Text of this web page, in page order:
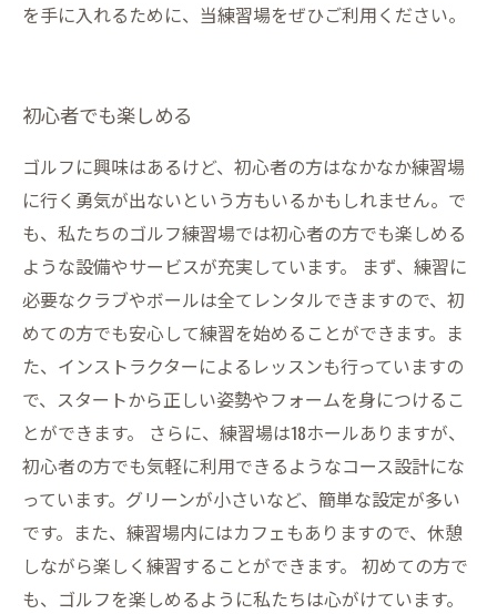
を手に入れるために、当練習場をぜひご利用ください。
初心者でも楽しめる
ゴルフに興味はあるけど、初心者の方はなかなか練習場
に行く勇気が出ないという方もいるかもしれません。で
も、私たちのゴルフ練習場では初心者の方でも楽しめる
ような設備やサービスが充実しています。 まず、練習に
必要なクラブやボールは全てレンタルできますので、初
めての方でも安心して練習を始めることができます。ま
た、インストラクターによるレッスンも行っていますの
で、スタートから正しい姿勢やフォームを身につけるこ
とができます。 さらに、練習場は18ホールありますが、
初心者の方でも気軽に利用できるようなコース設計にな
っています。グリーンが小さいなど、簡単な設定が多い
です。また、練習場内にはカフェもありますので、休憩
しながら楽しく練習することができます。 初めての方で
も、ゴルフを楽しめるように私たちは心がけています。